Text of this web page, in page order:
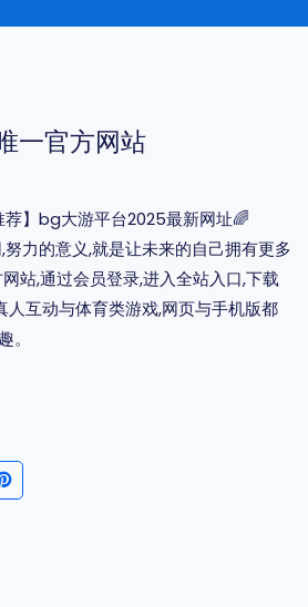
一官方网站
】bg大游平台2025最新网址🌈
,努力的意义,就是让未来的自己拥有更多
站,通过会员登录,进入全站入口,下载
人互动与体育类游戏,网页与手机版都
。